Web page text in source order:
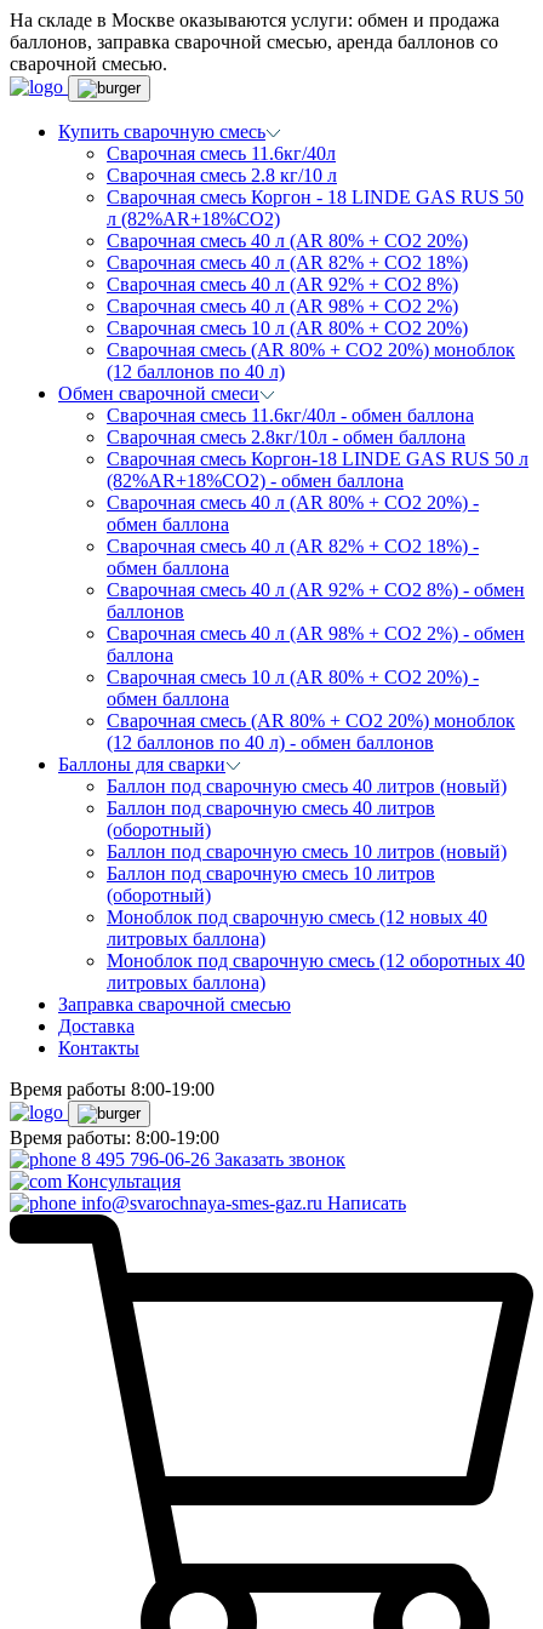
На складе в Москве оказываются услуги: обмен и продажа
баллонов, заправка сварочной смесью, аренда баллонов со
сварочной смесью.
Купить сварочную смесь
Сварочная смесь 11.6кг/40л
Сварочная смесь 2.8 кг/10 л
Сварочная смесь Коргон - 18 LINDE GAS RUS 50
л (82%AR+18%CO2)
Сварочная смесь 40 л (AR 80% + CO2 20%)
Сварочная смесь 40 л (AR 82% + CO2 18%)
Сварочная смесь 40 л (AR 92% + CO2 8%)
Сварочная смесь 40 л (AR 98% + CO2 2%)
Сварочная смесь 10 л (AR 80% + CO2 20%)
Сварочная смесь (AR 80% + CO2 20%) моноблок
(12 баллонов по 40 л)
Обмен сварочной смеси
Сварочная смесь 11.6кг/40л - обмен баллона
Сварочная смесь 2.8кг/10л - обмен баллона
Сварочная смесь Коргон-18 LINDE GAS RUS 50 л
(82%AR+18%CO2) - обмен баллона
Сварочная смесь 40 л (AR 80% + CO2 20%) -
обмен баллона
Сварочная смесь 40 л (AR 82% + CO2 18%) -
обмен баллона
Сварочная смесь 40 л (AR 92% + CO2 8%) - обмен
баллонов
Сварочная смесь 40 л (AR 98% + CO2 2%) - обмен
баллона
Сварочная смесь 10 л (AR 80% + CO2 20%) -
обмен баллона
Сварочная смесь (AR 80% + CO2 20%) моноблок
(12 баллонов по 40 л) - обмен баллонов
Баллоны для сварки
Баллон под сварочную смесь 40 литров (новый)
Баллон под сварочную смесь 40 литров
(оборотный)
Баллон под сварочную смесь 10 литров (новый)
Баллон под сварочную смесь 10 литров
(оборотный)
Моноблок под сварочную смесь (12 новых 40
литровых баллона)
Моноблок под сварочную смесь (12 оборотных 40
литровых баллона)
Заправка сварочной смесью
Доставка
Контакты
Время работы 8:00-19:00
Время работы: 8:00-19:00
8 495 796-06-26 Заказать звонок
Консультация
info@svarochnaya-smes-gaz.ru Написать